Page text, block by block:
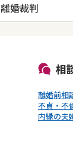
離婚裁判
相
離婚前相
不貞・不
内縁の夫